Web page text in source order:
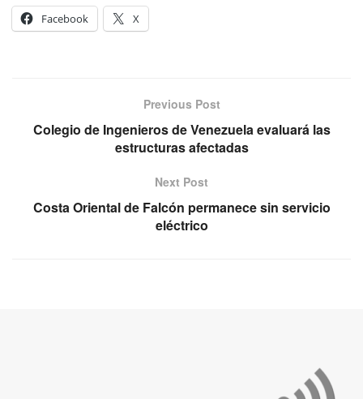
Facebook
X
Previous Post
Colegio de Ingenieros de Venezuela evaluará las
estructuras afectadas
Next Post
Costa Oriental de Falcón permanece sin servicio
eléctrico